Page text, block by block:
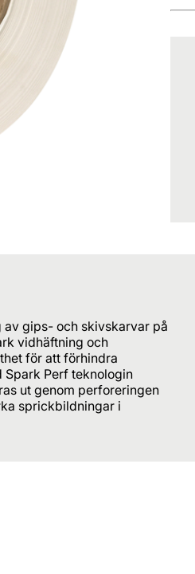
av gips- och skivskarvar på
vidhäftning och
för att förhindra
Spark Perf teknologin
ut genom perforeringen
sprickbildningar i